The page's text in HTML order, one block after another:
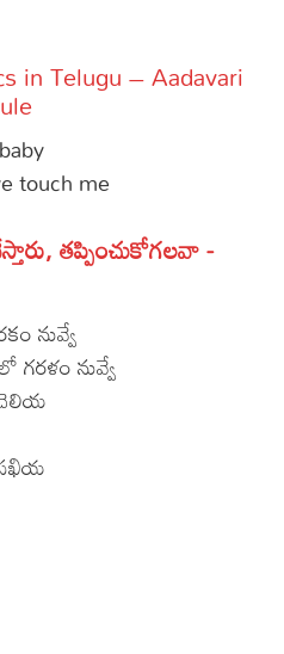
Songs
Songs
Songs
SongsSongs
in Telugu – Aadavari
touch me
తప్పించుకోగలవా -
నువ్వే
నువ్వే